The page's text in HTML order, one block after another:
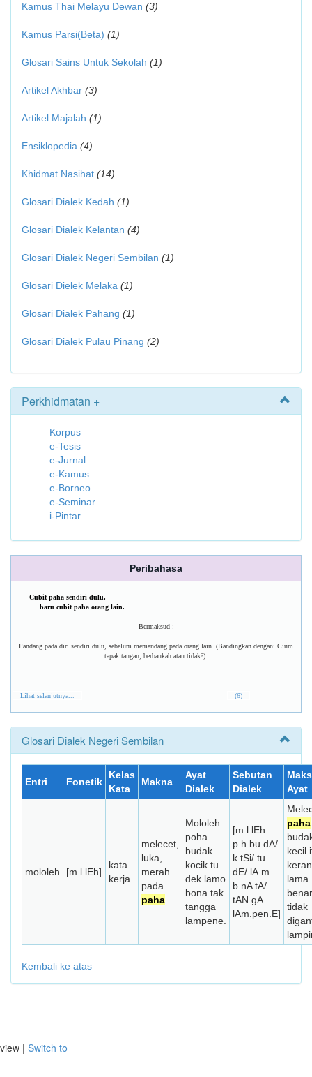
Kamus Thai Melayu Dewan (3)
Kamus Parsi(Beta) (1)
Glosari Sains Untuk Sekolah (1)
Artikel Akhbar (3)
Artikel Majalah (1)
Ensiklopedia (4)
Khidmat Nasihat (14)
Glosari Dialek Kedah (1)
Glosari Dialek Kelantan (4)
Glosari Dialek Negeri Sembilan (1)
Glosari Dielek Melaka (1)
Glosari Dialek Pahang (1)
Glosari Dialek Pulau Pinang (2)
Perkhidmatan +
Korpus
e-Tesis
e-Jurnal
e-Kamus
e-Borneo
e-Seminar
i-Pintar
Peribahasa
Cubit paha sendiri dulu,
baru cubit paha orang lain.
Bermaksud :
Pandang pada diri sendiri dulu, sebelum memandang pada orang lain. (Bandingkan dengan: Cium
tapak tangan, berbaukah atau tidak?).
Lihat selanjutnya... (6)
Glosari Dialek Negeri Sembilan
Entri Fonetik
Kelas
Kata
Makna
Ayat
Dialek
Sebutan
Dialek
Ayat
mololeh [m.l.lEh]
kata
kerja
melecet,
luka,
merah
pada
paha
Mololeh
poha
budak
kocik tu
dek lamo
bona tak
tangga
lampene.
[m.l.lEh
p.h bu.dA/
k.tSi/ tu
dE/ lA.m
b.nA tA/
tAN.gA
lAm.pen.E]
paha
kecil
lama
benar
tidak
Kembali ke atas
view | Switch to